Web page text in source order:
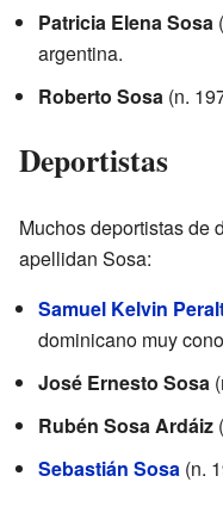
Patricia Elena Sosa
argentina.
Roberto Sosa (n.
Deportistas
Muchos deportistas de
apellidan Sosa:
Samuel Kelvin
dominicano muy
José Ernesto Sosa
Rubén Sosa Ardáiz
Sebastián Sosa (n.